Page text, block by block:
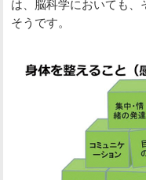
は、脳科学においても、
そうです。